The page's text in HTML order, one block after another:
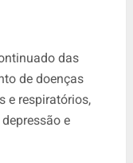
das
de doenças
e respiratórios,
e